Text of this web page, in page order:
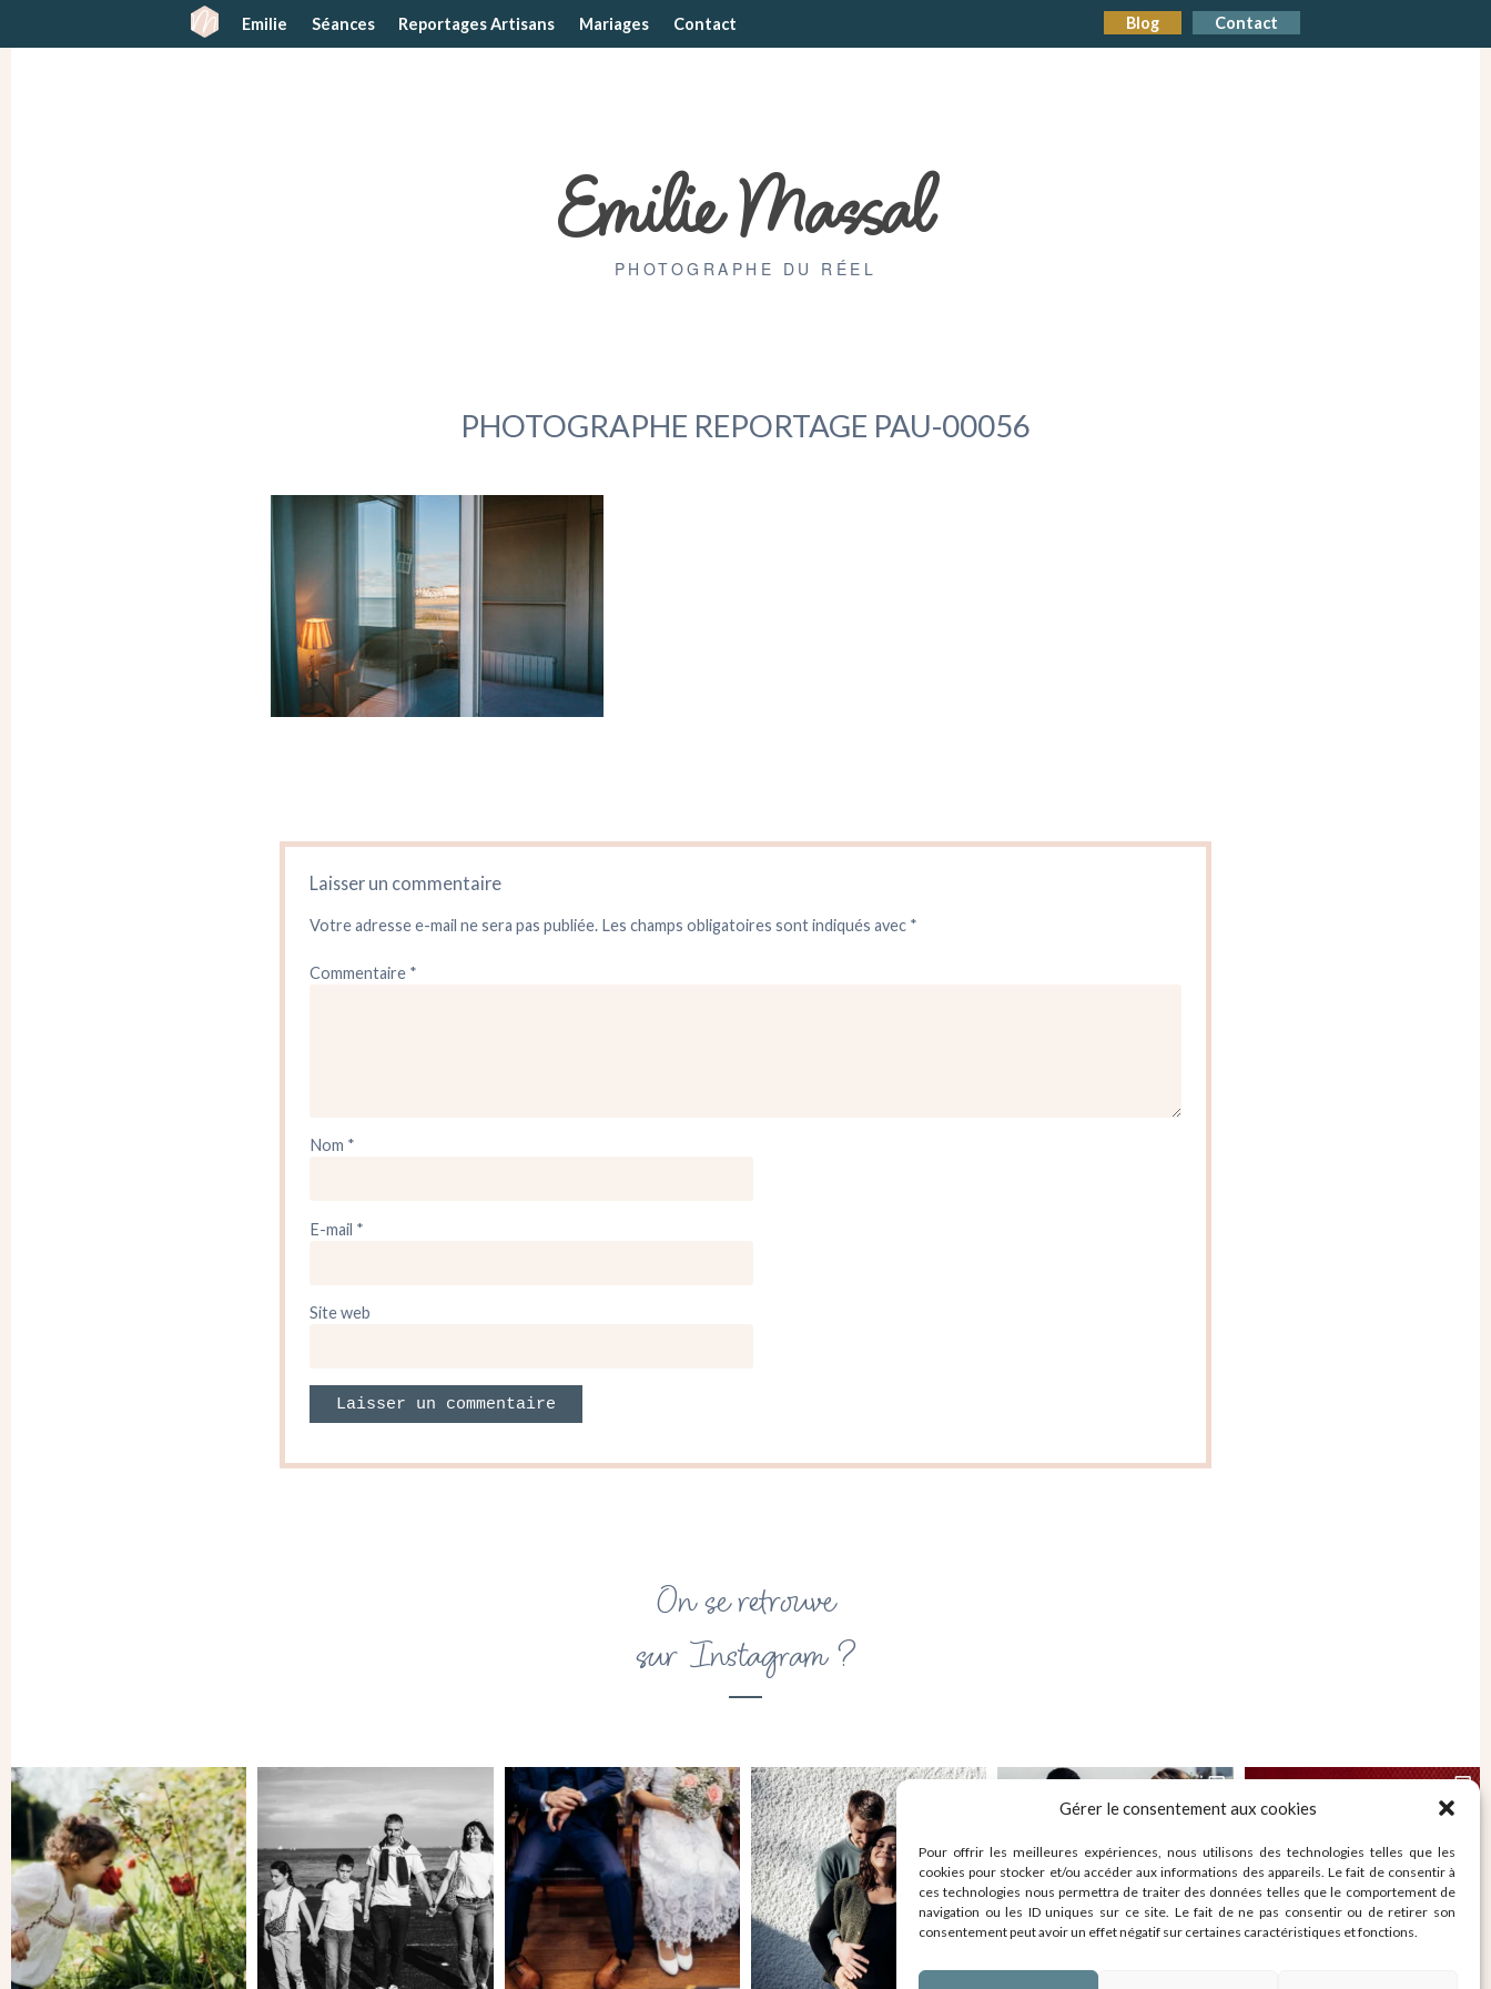
Gérer le consentement aux cookies
Pour offrir les meilleures expériences, nous utilisons des technologies telles que les
cookies pour stocker et/ou accéder aux informations des appareils. Le fait de consentir à
ces technologies nous permettra de traiter des données telles que le comportement de
navigation ou les ID uniques sur ce site. Le fait de ne pas consentir ou de retirer son
consentement peut avoir un effet négatif sur certaines caractéristiques et fonctions.
Contact
Blog
Emilie Séances Reportages Artisans Mariages Contact
Emilie Massal
PHOTOGRAPHE DU RÉEL
PHOTOGRAPHE REPORTAGE PAU-00056
Laisser un commentaire
Votre adresse e-mail ne sera pas publiée. Les champs obligatoires sont indiqués avec *
Commentaire *
Nom *
E-mail *
Site web
On se retrouve
sur Instagram ?